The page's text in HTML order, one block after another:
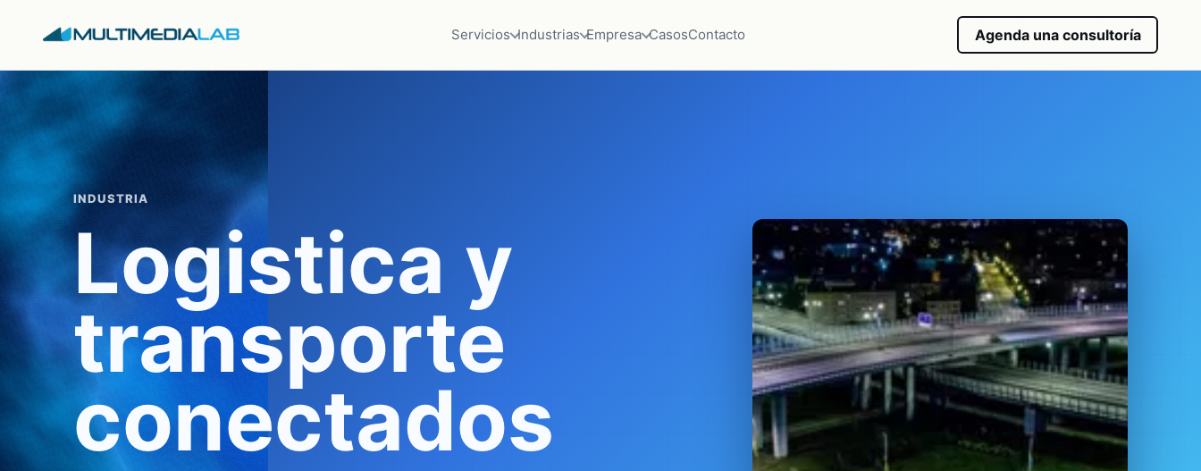
Servicios Industrias Empresa CasosContacto Agenda una consultoría
INDUSTRIA
Logistica y
transporte
conectados